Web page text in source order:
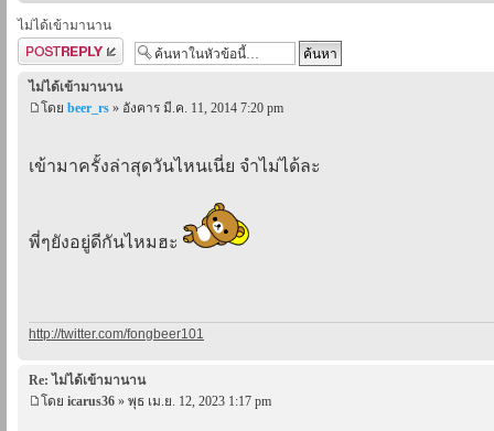
ไม่ได้เข้ามานาน
ตอบกระทู้
ไม่ได้เข้ามานาน
โดย beer_rs » อังคาร มี.ค. 11, 2014 7:20 pm
เข้ามาครั้งล่าสุดวันไหนเนี่ย จำไม่ได้ละ
พี่ๆยังอยู่ดีกันไหมฮะ
http://twitter.com/fongbeer101
Re: ไม่ได้เข้ามานาน
โดย icarus36 » พุธ เม.ย. 12, 2023 1:17 pm